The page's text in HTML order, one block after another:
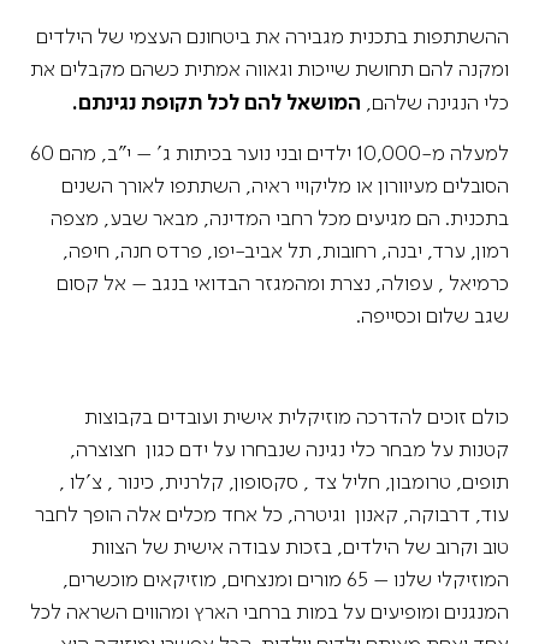
ההשתתפות בתכנית מגבירה את ביטחונם העצמי של הילדים
ומקנה להם תחושת שייכות וגאווה אמתית כשהם מקבלים את
כלי הנגינה שלהם, המושאל להם לכל תקופת נגינתם.
למעלה מ-10,000 ילדים ובני נוער בכיתות ג' – י"ב, מהם 60
הסובלים מעיוורון או מליקויי ראיה, השתתפו לאורך השנים
בתכנית. הם מגיעים מכל רחבי המדינה, מבאר שבע, מצפה
רמון, ערד, יבנה, רחובות, תל אביב-יפו, פרדס חנה, חיפה,
כרמיאל , עפולה, נצרת ומהמגזר הבדואי בנגב – אל קסום
שגב שלום וכסייפה.
כולם זוכים להדרכה מוזיקלית אישית ועובדים בקבוצות
קטנות על מבחר כלי נגינה שנבחרו על ידם כגון חצוצרה,
תופים, טרומבון, חליל צד , סקסופון, קלרנית, כינור , צ'לו ,
עוד, דרבוקה, קאנון וגיטרה, כל אחד מכלים אלה הופך לחבר
טוב וקרוב של הילדים, בזכות עבודה אישית של הצוות
המוזיקלי שלנו – 65 מורים ומנצחים, מוזיקאים מוכשרים,
המנגנים ומופיעים על במות ברחבי הארץ ומהווים השראה לכל